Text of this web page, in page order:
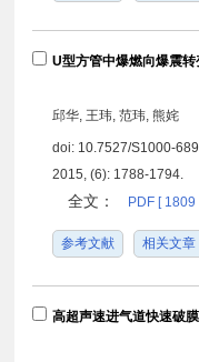
U型方管中爆燃向爆震
邱华, 王玮, 范玮, 熊姹
doi: 10.7527/S1000-
2015, (6): 1788-1794.
全文： PDF [ 1809
参考文献 相关文章
高超声速进气道快速破